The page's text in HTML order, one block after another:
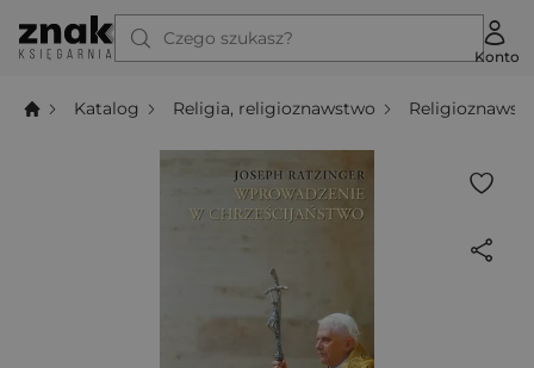
Czego szukasz?
Konto
Katalog Religia, religioznawstwo